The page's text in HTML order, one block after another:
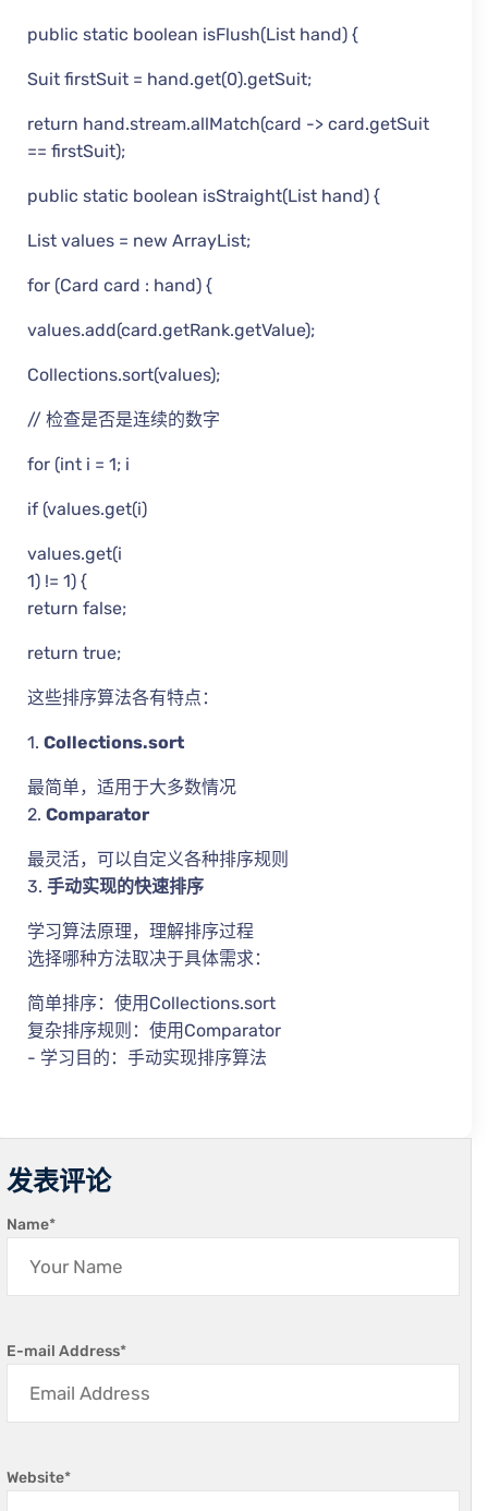
public static boolean isFlush(List hand) {
Suit firstSuit = hand.get(0).getSuit;
return hand.stream.allMatch(card -> card.getSuit
== firstSuit);
public static boolean isStraight(List hand) {
List values = new ArrayList;
for (Card card : hand) {
values.add(card.getRank.getValue);
Collections.sort(values);
// 检查是否是连续的数字
for (int i = 1; i
if (values.get(i)
values.get(i
1) != 1) {
return false;
return true;
这些排序算法各有特点：
1. Collections.sort
最简单，适用于大多数情况
2. Comparator
最灵活，可以自定义各种排序规则
3. 手动实现的快速排序
学习算法原理，理解排序过程
选择哪种方法取决于具体需求：
简单排序：使用Collections.sort
复杂排序规则：使用Comparator
- 学习目的：手动实现排序算法
发表评论
Name*
E-mail Address*
Website*